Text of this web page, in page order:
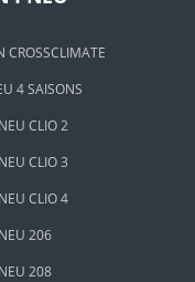
CROSSCLIMATE
4 SAISONS
CLIO 2
CLIO 3
CLIO 4
206
208